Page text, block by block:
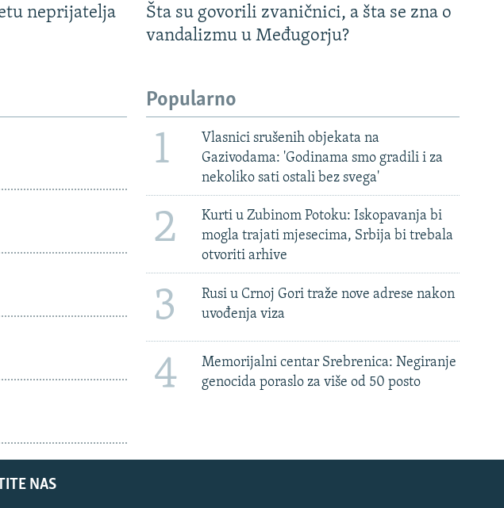
neprijatelja
Šta su govorili zvaničnici, a šta se zna o
vandalizmu u Međugorju?
Popularno
1
Vlasnici srušenih objekata na
Gazivodama: 'Godinama smo gradili i za
nekoliko sati ostali bez svega'
2
Kurti u Zubinom Potoku: Iskopavanja bi
mogla trajati mjesecima, Srbija bi trebala
otvoriti arhive
3
Rusi u Crnoj Gori traže nove adrese nakon
uvođenja viza
4
Memorijalni centar Srebrenica: Negiranje
genocida poraslo za više od 50 posto
NAS